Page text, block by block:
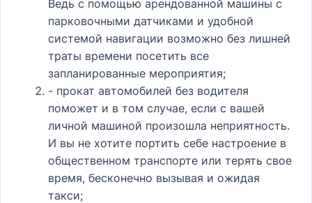
Ведь с помощью арендованной машины с
парковочными датчиками и удобной
системой навигации возможно без лишней
траты времени посетить все
запланированные мероприятия;
- прокат автомобилей без водителя
поможет и в том случае, если с вашей
личной машиной произошла неприятность.
И вы не хотите портить себе настроение в
общественном транспорте или терять свое
время, бесконечно вызывая и ожидая
такси;